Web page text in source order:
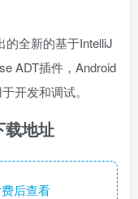
的全新的基于IntelliJ
ADT插件，Android
开发和调试。
地址
后查看